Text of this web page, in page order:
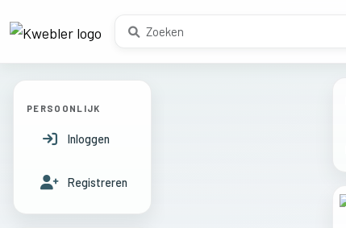
PERSOONLIJK
Inloggen
Registreren